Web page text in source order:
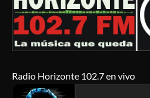
Radio Horizonte 102.7 en vivo